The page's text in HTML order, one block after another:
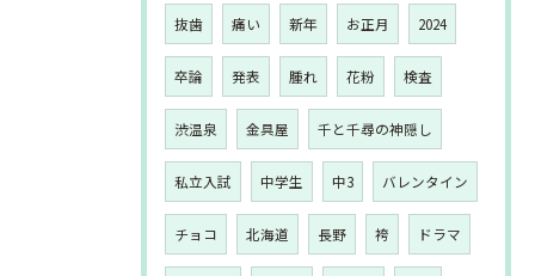
抜歯 痛い 新年 お正月 2024
卒論 発表 腫れ 花粉 検査
渋温泉 金具屋 千と千尋の神隠し
私立入試 中学生 中3 バレンタイン
チョコ 北海道 長野 袴 ドラマ